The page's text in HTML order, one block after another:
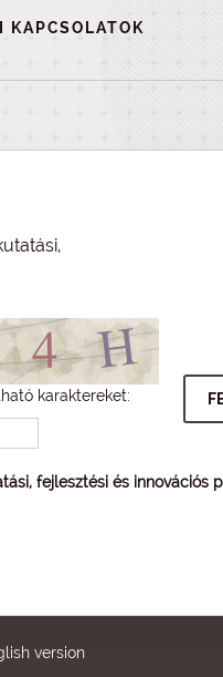
KAPCSOLATOK
karaktereket:
fejlesztési és innovációs
version